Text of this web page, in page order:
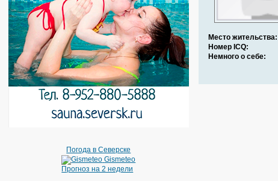
Погода в Северске
Gismeteo
Прогноз на 2 недели
Место жительства:
Номер ICQ:
Немного о себе: